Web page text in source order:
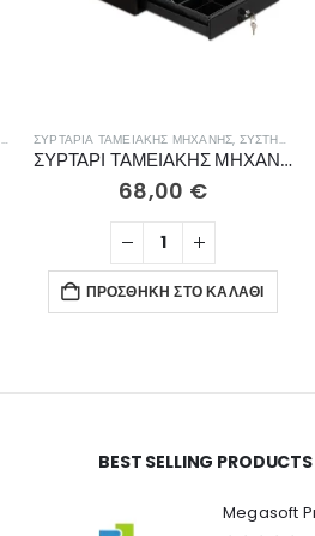
ΣΥΡΤΆΡΙΑ ΤΑΜΕΙΑΚΉΣ ΜΗΧΑΝΉΣ, ΣΥΣΤΉΜΑΤΑ ΠΩΛΉΣΕΩΝ
ΣΥΡΤΑΡΙ ΤΑΜΕΙΑΚΗΣ ΜΗΧΑΝΗΣ DIG-366
68,00 €
ΠΡΟΣΘΉΚΗ ΣΤΟ ΚΑΛΆΘΙ
BEST SELLING PRODUCTS